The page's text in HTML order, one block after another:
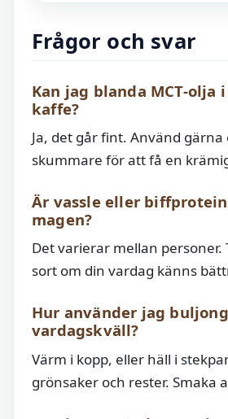
Frågor och svar
Kan jag blanda MCT-
kaffe?
Ja, det går fint. Använd gärna
skummare för att få en
Är vassle eller
magen?
Det varierar mellan personer.
sort om din vardag känns
Hur använder jag
vardagskväll?
Värm i kopp, eller häll i
grönsaker och rester. Smaka